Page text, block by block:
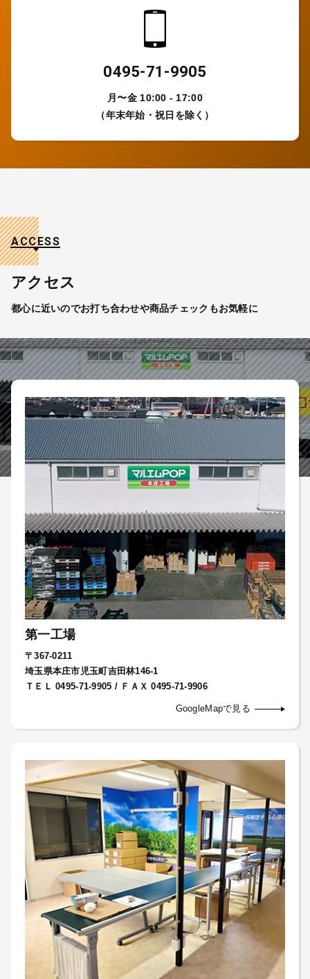
0495-71-9905
月〜金 10:00 - 17:00
（年末年始・祝日を除く）
ACCESS
アクセス
都心に近いのでお打ち合わせや商品チェックもお気軽に
第一工場
〒367-0211
埼玉県本庄市児玉町吉田林146-1
ＴＥＬ 0495-71-9905 / ＦＡＸ 0495-71-9906
GoogleMapで見る